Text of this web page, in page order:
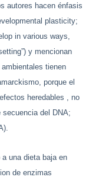
autores hacen énfasis
plasticity;
in various ways,
y mencionan
tienen
porque el
heredables , no
del DNA;
una dieta baja en
de enzimas